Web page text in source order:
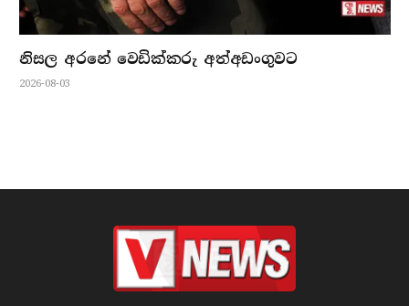
නිසල අරනේ වෙඩික්කරු අත්අඩංගුවට
2026-08-03